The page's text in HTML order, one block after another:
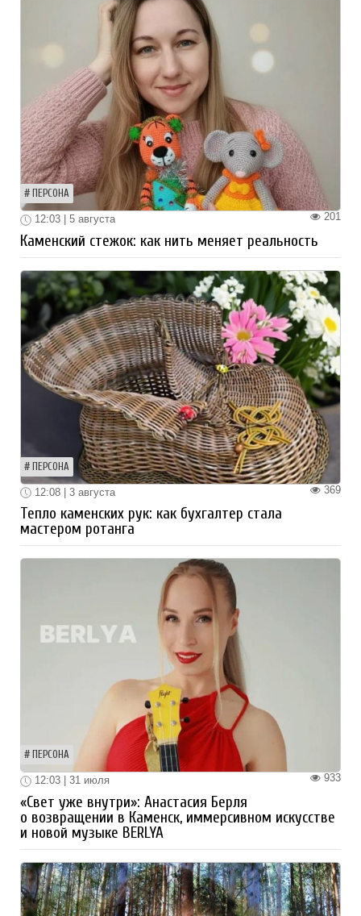
ПЕРСОНА
201
12:03 | 5 августа
Каменский стежок: как нить меняет реальность
ПЕРСОНА
369
12:08 | 3 августа
Тепло каменских рук: как бухгалтер стала
мастером ротанга
ПЕРСОНА
933
12:03 | 31 июля
«Свет уже внутри»: Анастасия Берля
о возвращении в Каменск, иммерсивном искусстве
и новой музыке BERLYA